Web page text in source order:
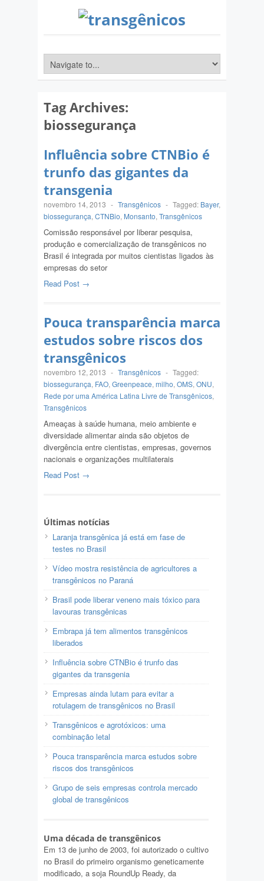
Tag Archives:
biossegurança
Influência sobre CTNBio é
trunfo das gigantes da
transgenia
novembro 14, 2013 - Transgênicos - Tagged: Bayer,
biossegurança, CTNBio, Monsanto, Transgênicos
Comissão responsável por liberar pesquisa,
produção e comercialização de transgênicos no
Brasil é integrada por muitos cientistas ligados às
empresas do setor
Read Post →
Pouca transparência marca
estudos sobre riscos dos
transgênicos
novembro 12, 2013 - Transgênicos - Tagged:
biossegurança, FAO, Greenpeace, milho, OMS, ONU,
Rede por uma América Latina Livre de Transgênicos,
Transgênicos
Ameaças à saúde humana, meio ambiente e
diversidade alimentar ainda são objetos de
divergência entre cientistas, empresas, governos
nacionais e organizações multilaterais
Read Post →
Últimas notícias
Laranja transgênica já está em fase de
testes no Brasil
Vídeo mostra resistência de agricultores a
transgênicos no Paraná
Brasil pode liberar veneno mais tóxico para
lavouras transgênicas
Embrapa já tem alimentos transgênicos
liberados
Influência sobre CTNBio é trunfo das
gigantes da transgenia
Empresas ainda lutam para evitar a
rotulagem de transgênicos no Brasil
Transgênicos e agrotóxicos: uma
combinação letal
Pouca transparência marca estudos sobre
riscos dos transgênicos
Grupo de seis empresas controla mercado
global de transgênicos
Uma década de transgênicos
Em 13 de junho de 2003, foi autorizado o cultivo
no Brasil do primeiro organismo geneticamente
modificado, a soja RoundUp Ready, da